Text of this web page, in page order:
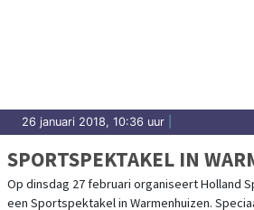
26 januari 2018, 10:36 uur
SPORTSPEKTAKEL IN
Op dinsdag 27 februari organiseert Holland
een Sportspektakel in Warmenhuizen.